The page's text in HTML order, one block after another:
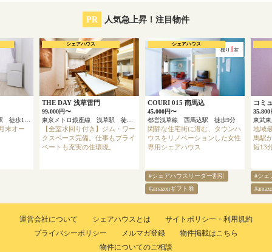
PR 人気急上昇！注目物件
末オー
THE DAY 浅草雷門
99,000円〜
【全室水回り付き】ジム・ワー
クスペース完備。仕事もプライ
ベートも充実の住環境。
シェアハウス
残り 1 室
COURI 015 南馬込
45,000円〜
都営浅草線 西馬込駅 徒歩9分
閑静な住宅街に潜む、タウンハ
ウスをリノベーションした女性
専用シェアハウス
シェアハウス
#シェアハウスリーダー割引
#amazonギフト券
コミ
35,800
地域
馬駅
短13
#シェ
運営会社について シェアハウスとは
サイトポリシー・利用規約
プライバシーポリシー
メルマガ登録
物件掲載はこちら
物件についてのご相談